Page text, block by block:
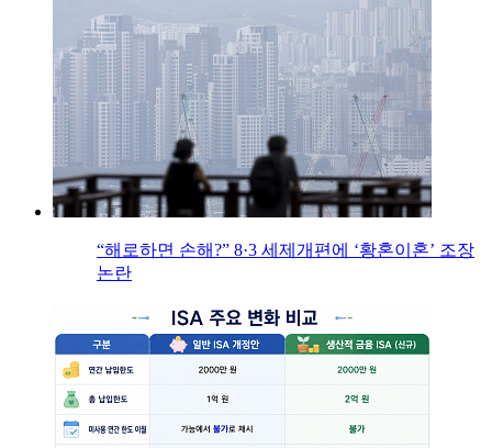
“해로하면 손해?” 8·3 세제개편에 ‘황혼이혼’ 조장
논란